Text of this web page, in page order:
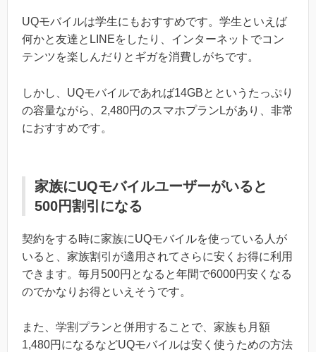
UQモバイルは学生にもおすすめです。学生といえば
何かと友達とLINEをしたり、インターネットでコン
テンツを楽しんだりとギガを消費しがちです。
しかし、UQモバイルであれば14GBとというたっぷり
の容量ながら、2,480円のスマホプランLがあり、非常
におすすめです。
家族にUQモバイルユーザーがいると
500円割引になる
契約をする時に家族にUQモバイルを使っている人が
いると、家族割引が適用されてさらに安くお得に利用
できます。毎月500円となると年間で6000円安くなる
のでかなりお得といえそうです。
また、学割プランと併用することで、家族も月額
1,480円になるなどUQモバイルは安く使うための方法